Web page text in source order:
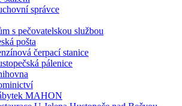
správce
s pečovatelskou službou
pošta
čerpací stanice
pálenice
MAHON